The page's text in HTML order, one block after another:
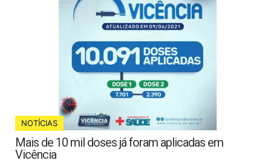
NOTÍCIAS
Mais de 10 mil doses já foram aplicadas em
Vicência